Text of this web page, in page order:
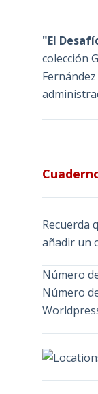
"El
colección
Recuerda
añadir un
Número
Número